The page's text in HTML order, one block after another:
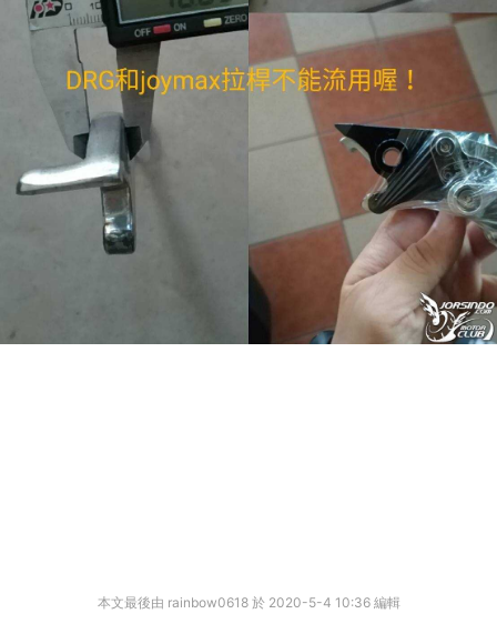
本文最後由 rainbow0618 於 2020-5-4 10:36 編輯